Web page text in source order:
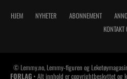
HJEM NYHETER ABONNEMENT
KONTAKT
© Lemmy.no, Lemmy-figuren og
FORLAG• Alt innhold er copyrightbeskyttet og